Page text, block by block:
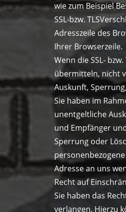
wie zum Beispiel
SSL-bzw.
Adresszeile des
Ihrer Browserzeile.
Wenn die SSL-
übermitteln, nicht
Auskunft,
Sie haben im
unentgeltliche
und Empfänger
Sperrung oder
Adresse an uns
Recht auf
Sie haben das
verlangen. Hierzu